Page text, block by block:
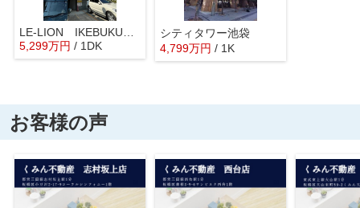
LE-LION IKEBUKURO COMFORT
5,299万円 / 1DK
シティタワー池袋
4,799万円 / 1K
お客様の声